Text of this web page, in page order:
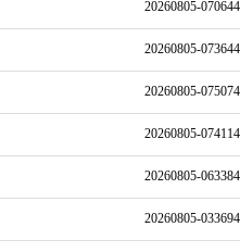
20260805-
20260805-
20260805-
20260805-
20260805-
20260805-